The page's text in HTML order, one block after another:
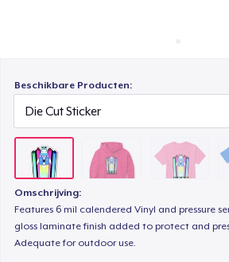
Beschikbare Producten:
Omschrijving:
Features 6 mil calendered Vinyl and pressure
gloss laminate finish added to protect and
Adequate for outdoor use.
Triblend Tee
Comfort Tee